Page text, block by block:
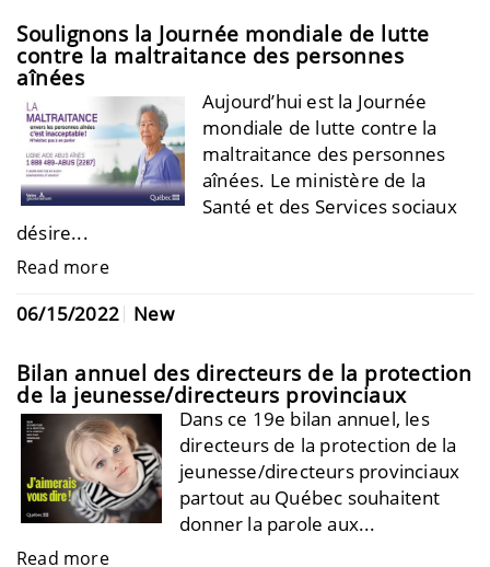
Soulignons la Journée mondiale de lutte
contre la maltraitance des personnes
aînées
Aujourd’hui est la Journée
mondiale de lutte contre la
maltraitance des personnes
aînées. Le ministère de la
Santé et des Services sociaux
désire...
Read more
06/15/2022 New
Bilan annuel des directeurs de la protection
de la jeunesse/directeurs provinciaux
Dans ce 19e bilan annuel, les
directeurs de la protection de la
jeunesse/directeurs provinciaux
partout au Québec souhaitent
donner la parole aux...
Read more